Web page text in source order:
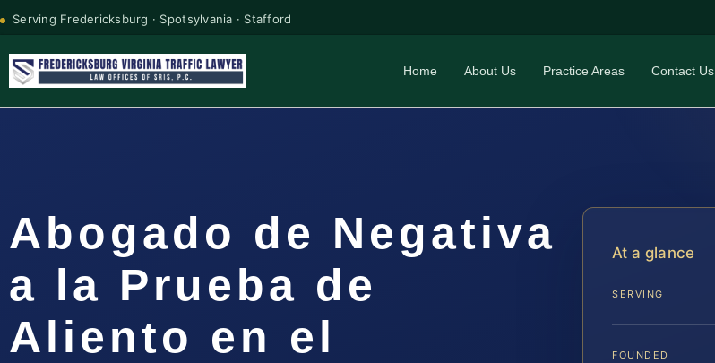
Serving Fredericksburg · Spotsylvania · Stafford
Home About Us Practice Areas Contact Us
Abogado de Negativa
a la Prueba de
Aliento en el
At a glance
SERVING
FOUNDED